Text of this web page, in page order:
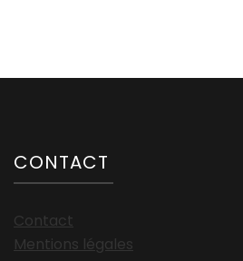
CONTACT
Contact
Mentions légales